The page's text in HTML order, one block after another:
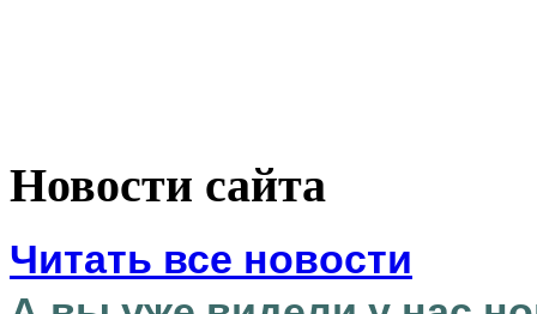
Новости сайта
Читать все новости